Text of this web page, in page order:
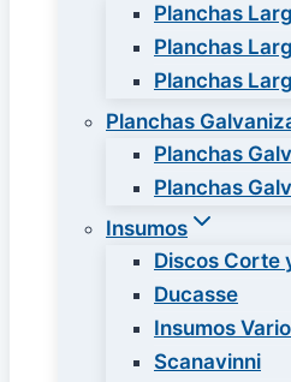
Planchas
Planchas
Planchas
Planchas
Planchas
Planchas
Insumos
Discos Corte
Ducasse
Insumos
Scanavinni